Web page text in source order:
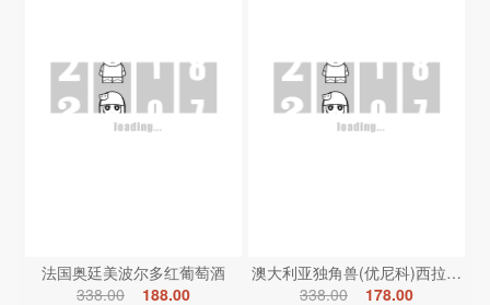
法国奥廷美波尔多红葡萄酒
338.00
188.00
澳大利亚独角兽(优尼科)西拉红葡
338.00
178.00